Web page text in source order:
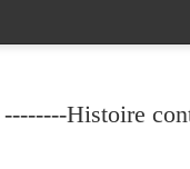
Histoire